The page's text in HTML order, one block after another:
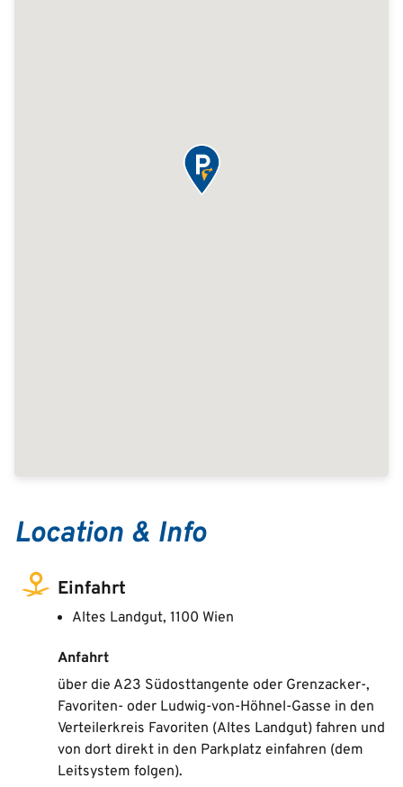
Location & Info
Einfahrt
Altes Landgut, 1100 Wien
Anfahrt
über die A23 Südosttangente oder Grenzacker-,
Favoriten- oder Ludwig-von-Höhnel-Gasse in den
Verteilerkreis Favoriten (Altes Landgut) fahren und
von dort direkt in den Parkplatz einfahren (dem
Leitsystem folgen).